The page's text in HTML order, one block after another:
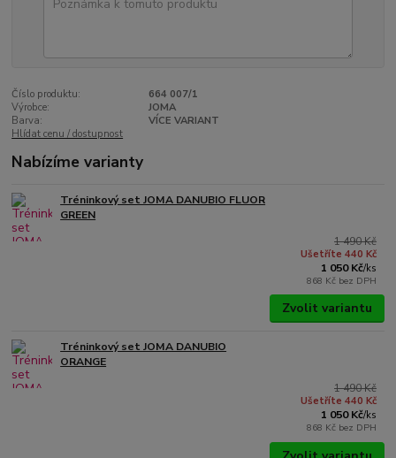
Číslo produktu:
664 007/1
Výrobce:
JOMA
Barva:
VÍCE VARIANT
Hlídat cenu / dostupnost
Nabízíme varianty
Tréninkový set JOMA DANUBIO FLUOR
GREEN
1 490 Kč
Ušetříte 440 Kč
1 050 Kč/ks
868 Kč bez DPH
Zvolit variantu
Tréninkový set JOMA DANUBIO
ORANGE
1 490 Kč
Ušetříte 440 Kč
1 050 Kč/ks
868 Kč bez DPH